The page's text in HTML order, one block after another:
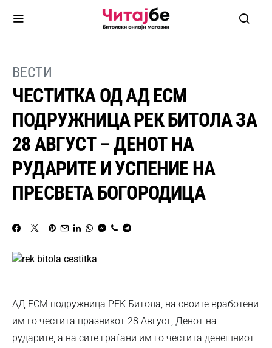
ВЕСТИ
ЧЕСТИТКА ОД АД ЕСМ
ПОДРУЖНИЦА РЕК БИТОЛА ЗА
28 АВГУСТ – ДЕНОТ НА
РУДАРИТЕ И УСПЕНИЕ НА
ПРЕСВЕТА БОГОРОДИЦА
АД ЕСМ подружница РЕК Битола, на своите вработени
им го честитa празникот 28 Август, Денот на
рударите, а на сите граѓани им го честита денешниот